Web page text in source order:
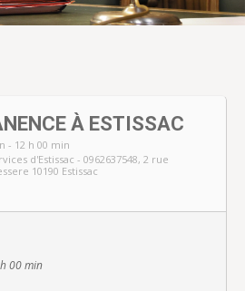
À ESTISSAC
- 12 h 00 min
d'Estissac - 0962637548, 2 rue
10190 Estissac
00 min